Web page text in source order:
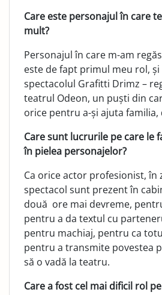
Care este personajul în care
mult?
Personajul în care m-am
este de fapt primul meu rol, și
spectacolul Grafitti Drimz –
teatrul Odeon, un puști din
orice pentru a-și ajuta familia,
Care sunt lucrurile pe care le
în pielea personajelor?
Ca orice actor profesionist, în
spectacol sunt prezent în
două ore mai devreme,
pentru a da textul cu
pentru machiaj, pentru ca
pentru a transmite povestea
să o vadă la teatru.
Care a fost cel mai dificil rol